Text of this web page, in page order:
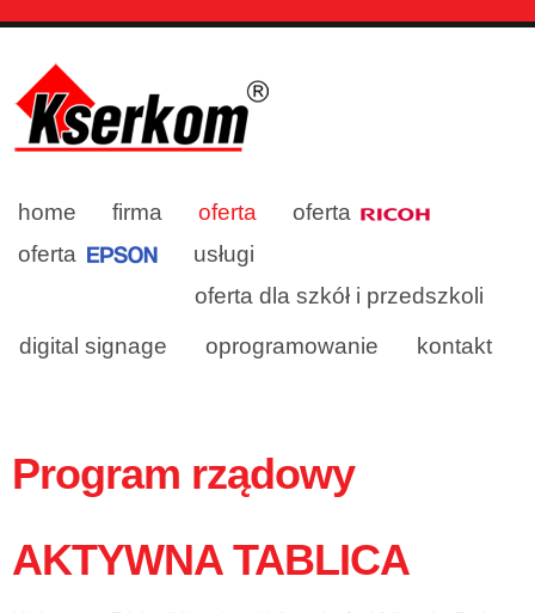
home firma oferta
oferta
oferta
usługi
oferta dla szkół i przedszkoli
digital signage
oprogramowanie kontakt
Program rządowy
AKTYWNA TABLICA